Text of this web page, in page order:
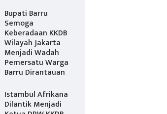
Bupati Barru
Semoga
Keberadaan KKDB
Wilayah Jakarta
Menjadi Wadah
Pemersatu Warga
Barru Dirantauan
Istambul Afrikana
Dilantik Menjadi